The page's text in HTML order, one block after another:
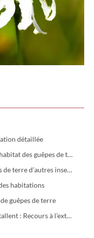
détaillée
Le cycle de vie, la nourriture et l’habitat des guêpes de terre
Comment différencier les guêpes de terre d’autres insectes similaires?
habitations
guêpes de terre
Lorsque les guêpes de terre s’installent : Recours à l’extermination